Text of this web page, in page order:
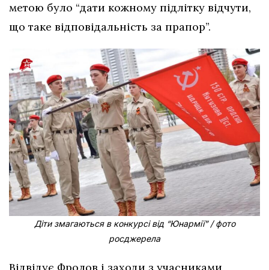
метою було “дати кожному підлітку відчути,
що таке відповідальність за прапор”.
Діти змагаються в конкурсі від “Юнармії” / фото
росджерела
Відвідує Фролов і заходи з учасниками